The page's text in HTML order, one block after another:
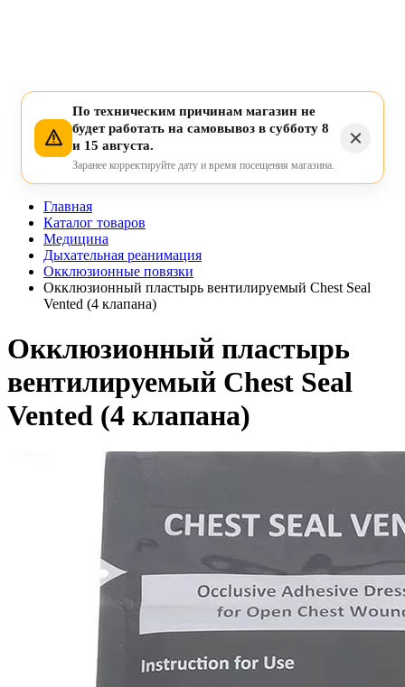
По техническим причинам магазин не
будет работать на самовывоз в субботу 8
и 15 августа.
Заранее корректируйте дату и время посещения магазина.
Главная
Каталог товаров
Медицина
Дыхательная реанимация
Окклюзионные повязки
Окклюзионный пластырь вентилируемый Chest Seal
Vented (4 клапана)
Окклюзионный пластырь
вентилируемый Chest Seal
Vented (4 клапана)